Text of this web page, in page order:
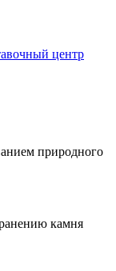
центр
природного
камня